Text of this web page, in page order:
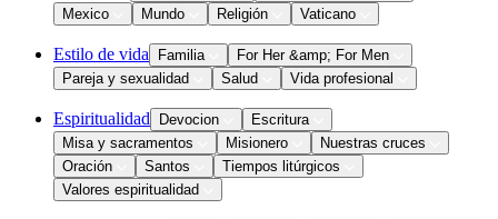
Mexico
Mundo Religión Vaticano
Estilo de vida Familia
For Her &amp; For Men
Pareja y sexualidad
Salud Vida profesional
Espiritualidad Devocion
Escritura
Misa y sacramentos
Misionero
Nuestras cruces
Oración
Santos
Tiempos litúrgicos
Valores espiritualidad